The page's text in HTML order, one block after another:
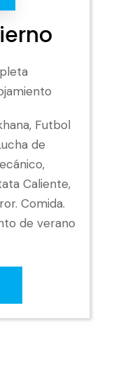
Futbol
de
Caliente,
Comida.
de verano